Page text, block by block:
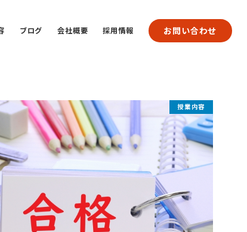
ブログ 会社概要 採用情報 お問い合わせ
授業内容